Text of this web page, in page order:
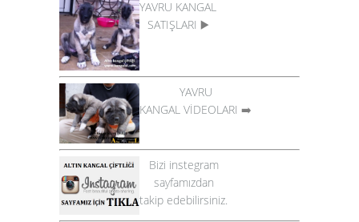
YAVRU KANGAL
SATIŞLARI ▶️
YAVRU
KANGAL VİDEOLARI ➡️
Bizi instegram
sayfamızdan
takip edebilirsiniz.